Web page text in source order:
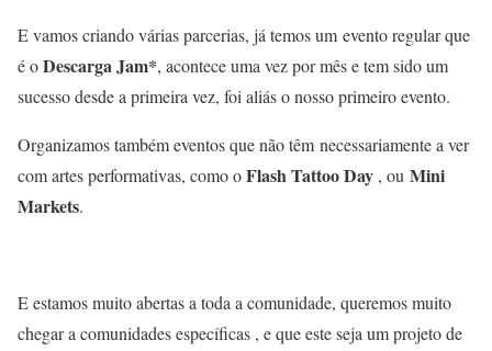
E vamos criando várias parcerias, já temos um evento regular que
é oDescarga Jam*, acontece uma vez por mês e tem sido um
sucesso desde a primeira vez, foi aliás o nosso primeiro evento.
Organizamos também eventos que não têm necessariamente a ver
com artes performativas, como oFlash Tattoo Day , ou Mini
Markets.
E estamos muito abertas a toda a comunidade, queremos muito
chegar a comunidades específicas , e que este seja um projeto de